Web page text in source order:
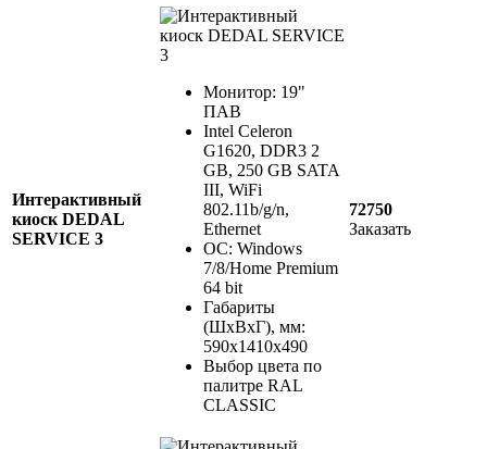
Интерактивный
киоск DEDAL
SERVICE 3
Монитор: 19"
ПАВ
Intel Celeron
G1620, DDR3 2
GB, 250 GB SATA
III, WiFi
802.11b/g/n,
Ethernet
ОС: Windows
7/8/Home Premium
64 bit
Габариты
(ШхВхГ), мм:
590х1410х490
Выбор цвета по
палитре RAL
CLASSIC
72750
Заказать